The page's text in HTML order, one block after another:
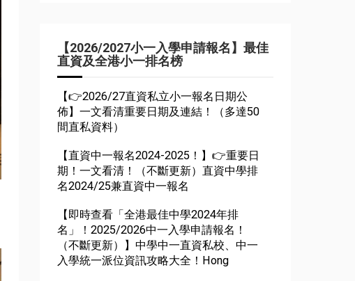
【2026/2027小一入學申請報名】最佳
直資及全港小一排名榜
【👉2026/27直資私立小一報名日期公
佈】一文看清重要日期及連結！（多達50
間直私資料）
【直資中一報名2024-2025！】👉重要日
期！一文看清！（不斷更新）直資中學排
名2024/25兼直資中一報名
【即時查看「全港最佳中學2024年排
名」！2025/2026中一入學申請報名！
（不斷更新）】中學中一直資私校、中一
入學統一派位資訊攻略大全！Hong